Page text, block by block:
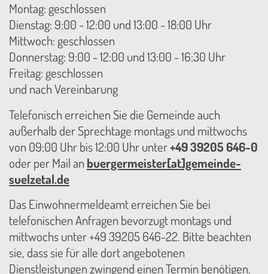
Montag: geschlossen
Dienstag: 9:00 - 12:00 und 13:00 - 18:00 Uhr
Mittwoch: geschlossen
Donnerstag: 9:00 - 12:00 und 13:00 - 16:30 Uhr
Freitag: geschlossen
und nach Vereinbarung
Telefonisch erreichen Sie die Gemeinde auch
außerhalb der Sprechtage montags und mittwochs
von 09:00 Uhr bis 12:00 Uhr unter+49 39205 646-0
oder per Mail an buergermeister[at]gemeinde-
suelzetal.de
Das Einwohnermeldeamt erreichen Sie bei
telefonischen Anfragen bevorzugt montags und
mittwochs unter +49 39205 646-22. Bitte beachten
sie, dass sie für alle dort angebotenen
Dienstleistungen zwingend einen Termin benötigen.